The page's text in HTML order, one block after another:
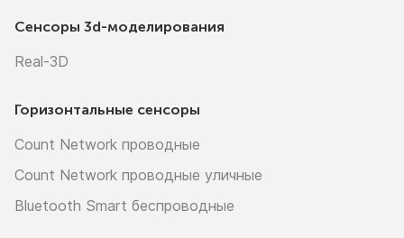
Сенсоры 3d-моделирования
Real-3D
Горизонтальные сенсоры
Count Network проводные
Count Network проводные уличные
Bluetooth Smart беспроводные